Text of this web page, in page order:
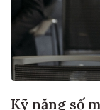
Kỹ năng số